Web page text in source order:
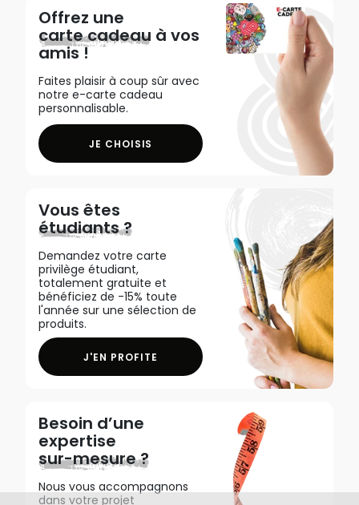
Offrez une
carte cadeau à vos
amis !
Faites plaisir à coup sûr avec
notre e-carte cadeau
personnalisable.
JE CHOISIS
Vous êtes
étudiants ?
Demandez votre carte
privilège étudiant,
totalement gratuite et
bénéficiez de -15% toute
l'année sur une sélection de
produits.
J'EN PROFITE
Besoin d’une
expertise
sur-mesure ?
Nous vous accompagnons
dans votre projet